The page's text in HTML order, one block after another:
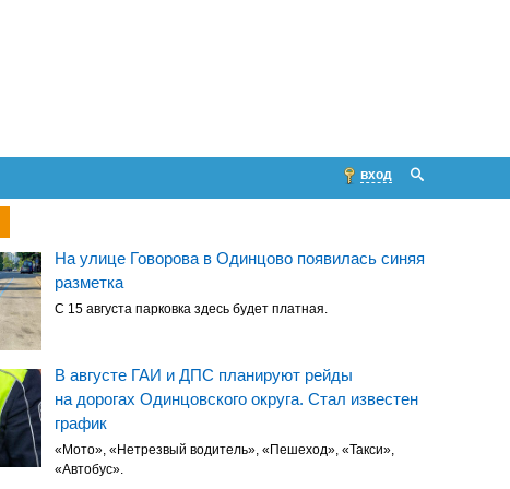
вход
На улице Говорова в Одинцово появилась синяя
разметка
С 15 августа парковка здесь будет платная.
В августе ГАИ и ДПС планируют рейды
на дорогах Одинцовского округа. Стал известен
график
«Мото», «Нетрезвый водитель», «Пешеход», «Такси»,
«Автобус».